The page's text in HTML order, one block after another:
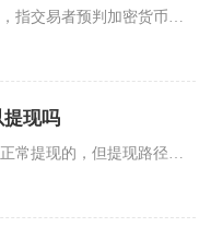
现吗